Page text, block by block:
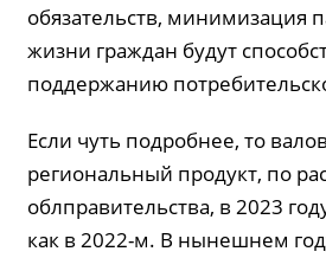
обязательств, минимизация
жизни граждан будут
поддержанию
Если чуть подробнее, то
региональный продукт, по
облправительства, в 2023
как в 2022-м. В нынешнем